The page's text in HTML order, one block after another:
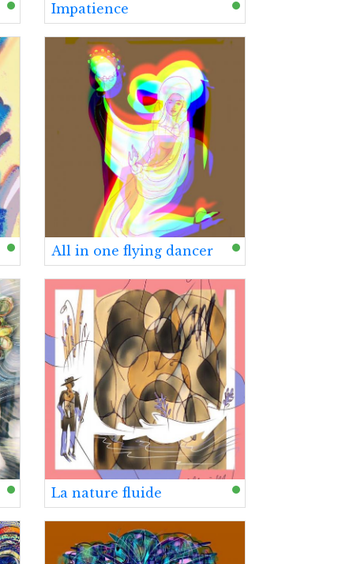
Impatience
All in one flying dancer
La nature fluide